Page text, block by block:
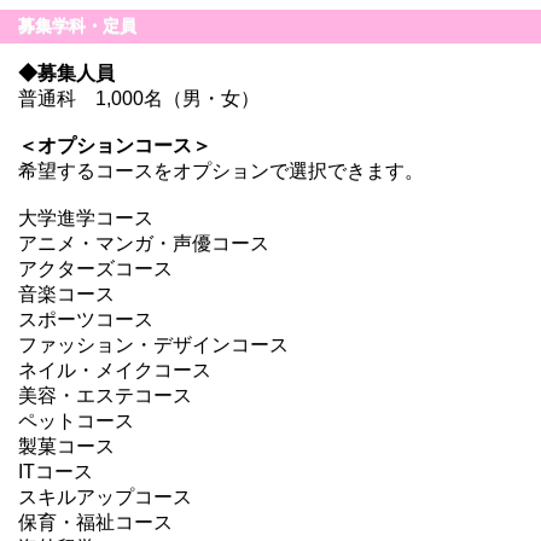
募集学科・定員
◆募集人員
普通科 1,000名（男・女）
＜オプションコース＞
希望するコースをオプションで選択できます。
大学進学コース
アニメ・マンガ・声優コース
アクターズコース
音楽コース
スポーツコース
ファッション・デザインコース
ネイル・メイクコース
美容・エステコース
ペットコース
製菓コース
ITコース
スキルアップコース
保育・福祉コース